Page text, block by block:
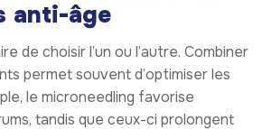
anti-âge
de choisir l’un ou l’autre. Combiner
permet souvent d’optimiser les
le microneedling favorise
tandis que ceux-ci prolongent